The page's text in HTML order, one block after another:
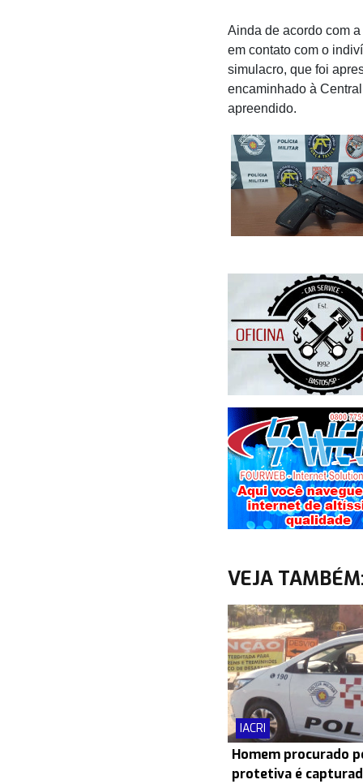
Ainda de acordo com
em contato com o
simulacro, que foi
encaminhado à
apreendido.
VEJA
IACRI
Homem procurado
protetiva é